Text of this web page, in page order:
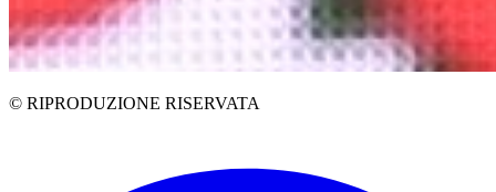
© RIPRODUZIONE RISERVATA